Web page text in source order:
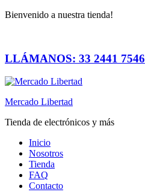
Bienvenido a nuestra tienda!
LLÁMANOS: 33 2441 7546
Mercado Libertad
Tienda de electrónicos y más
Inicio
Nosotros
Tienda
FAQ
Contacto